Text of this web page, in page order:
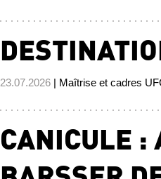
23.07.2026 | Maîtrise et cadres
CANICULE :